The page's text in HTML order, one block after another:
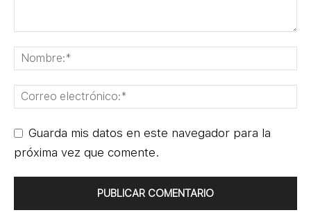
Guarda mis datos en este navegador para la
próxima vez que comente.